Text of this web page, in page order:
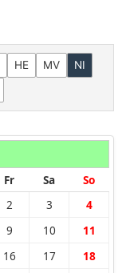
HE MV
NI
Fr Sa So
2 3 4
9 10 11
16 17 18